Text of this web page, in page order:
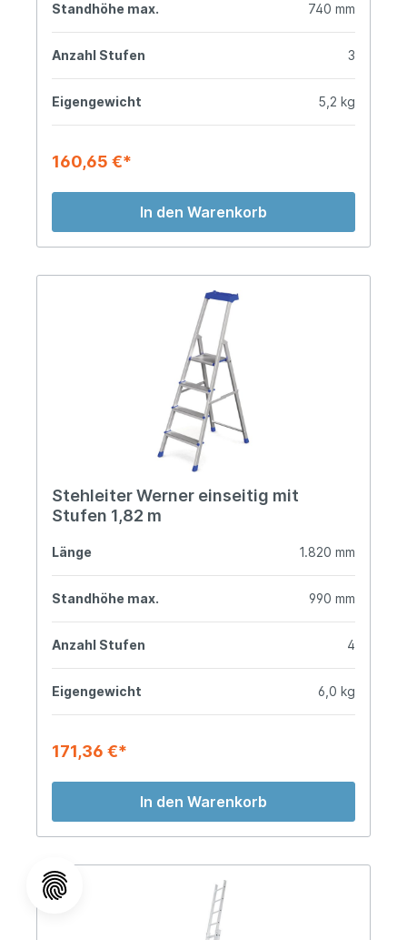
Standhöhe max. 740 mm
Anzahl Stufen 3
Eigengewicht 5,2 kg
160,65 €*
In den Warenkorb
Stehleiter Werner einseitig mit
Stufen 1,82 m
Länge 1.820 mm
Standhöhe max. 990 mm
Anzahl Stufen 4
Eigengewicht 6,0 kg
171,36 €*
In den Warenkorb